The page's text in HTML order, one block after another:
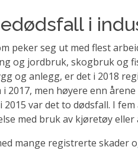
i
peker seg ut med flest
og jordbruk, skogbruk og
og anlegg, er det i 2018
2017, men høyere enn
var det to dødsfall. I fem
med bruk av kjøretøy
mange registrerte skader